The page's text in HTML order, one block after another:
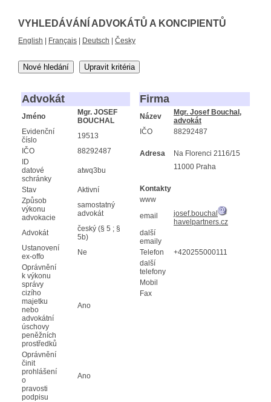
VYHLEDÁVÁNÍ ADVOKÁTŮ A KONCIPIENTŮ
English Français Deutsch Česky
Nové hledání Upravit kritéria
Advokát
Jméno
Mgr. JOSEF
BOUCHAL
Evidenční
číslo
19513
IČO
88292487
ID
datové
schránky
atwq3bu
Stav
Aktivní
Způsob
výkonu
advokacie
samostatný
advokát
Advokát
český (§ 5 ; §
5b)
Ustanovení
ex-offo
Ne
Oprávnění
k výkonu
správy
cizího
majetku
nebo
advokátní
úschovy
peněžních
prostředků
Ano
Oprávnění
činit
prohlášení
o
pravosti
podpisu
Ano
Firma
Název
Mgr. Josef Bouchal,
advokát
IČO
88292487
Adresa
Na Florenci 2116/15
11000 Praha
Kontakty
www
email
josef.bouchal
havelpartners.cz
další
emaily
Telefon
+420255000111
další
telefony
Mobil
Fax